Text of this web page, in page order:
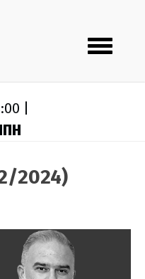
Toggle
navigation
|
2024)